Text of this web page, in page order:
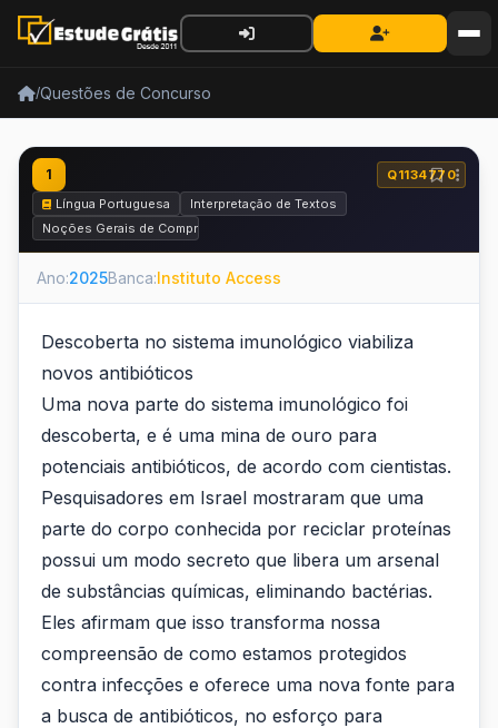
/Questões de Concurso
1
Q1134770
Língua Portuguesa
Interpretação de Textos
Noções Gerais de Compreensão e Interpretação de Texto
Ano:2025Banca:Instituto Access
Descoberta no sistema imunológico viabiliza
novos antibióticos
Uma nova parte do sistema imunológico foi
descoberta, e é uma mina de ouro para
potenciais antibióticos, de acordo com cientistas.
Pesquisadores em Israel mostraram que uma
parte do corpo conhecida por reciclar proteínas
possui um modo secreto que libera um arsenal
de substâncias químicas, eliminando bactérias.
Eles afirmam que isso transforma nossa
compreensão de como estamos protegidos
contra infecções e oferece uma nova fonte para
a busca de antibióticos, no esforço para